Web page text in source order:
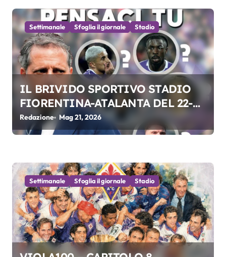
c
o
l
i
Settimanale Sfoglia il giornale Stadio
IL BRIVIDO SPORTIVO STADIO
FIORENTINA-ATALANTA DEL 22-
05-2026
Redazione Mag 21, 2026
Settimanale Sfoglia il giornale Stadio